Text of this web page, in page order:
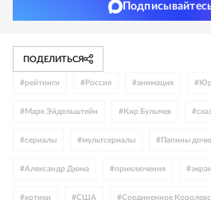
ПОДЕЛИТЬСЯ
#рейтинги # Россия #анимация #
# Марк Эйдельштейн # Кир Булычев #
#сериалы #мультсериалы # Папины
#Александр Дюма #приключения #
#котики #США #Соединенное